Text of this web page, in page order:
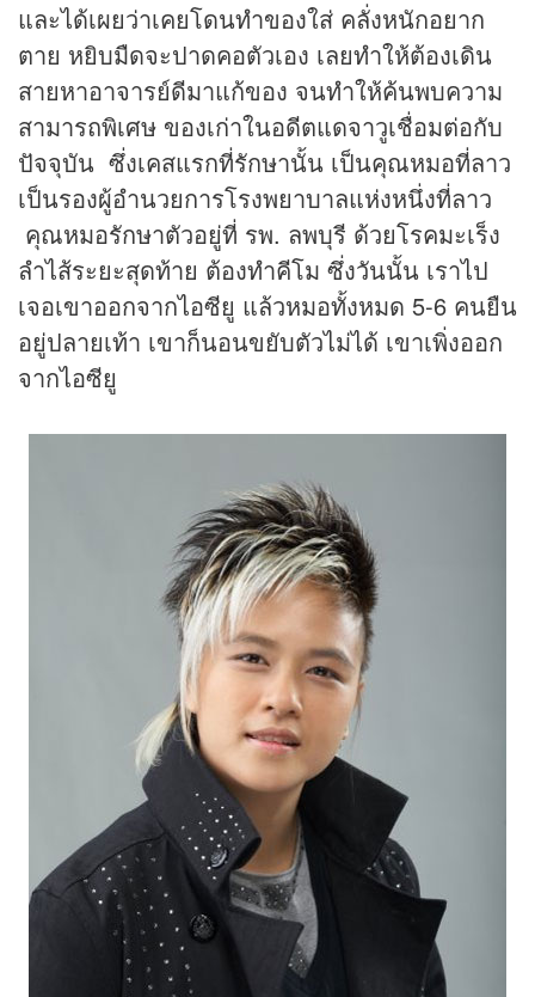
และได้เผยว่าเคยโดนทำของใส่ คลั่งหนักอยาก
ตาย หยิบมืดจะปาดคอตัวเอง เลยทำให้ต้องเดิน
สายหาอาจารย์ดีมาแก้ของ จนทำให้ค้นพบความ
สามารถพิเศษ ของเก่าในอดีตแดจาวูเชื่อมต่อกับ
ปัจจุบัน ซึ่งเคสแรกที่รักษานั้น เป็นคุณหมอที่ลาว
เป็นรองผู้อำนวยการโรงพยาบาลแห่งหนึ่งที่ลาว
คุณหมอรักษาตัวอยู่ที่ รพ. ลพบุรี ด้วยโรคมะเร็ง
ลำไส้ระยะสุดท้าย ต้องทำคีโม ซึ่งวันนั้น เราไป
เจอเขาออกจากไอซียู แล้วหมอทั้งหมด 5-6 คนยืน
อยู่ปลายเท้า เขาก็นอนขยับตัวไม่ได้ เขาเพิ่งออก
จากไอซียู